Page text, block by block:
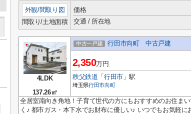
外観/間取り図
間取り/土地面積
価格
交通 / 所在地
4LDK
137.26㎡
中古一戸建 行田市向町 中古戸建
2,350万円
秩父鉄道 「行田市」駅
埼玉県行田市向町
全居室南向き角地！子育て世代の方にもおすすめのお住ま
く♪ 都市ガス・本下水でお財布に優しい♪ いつでもお気軽に